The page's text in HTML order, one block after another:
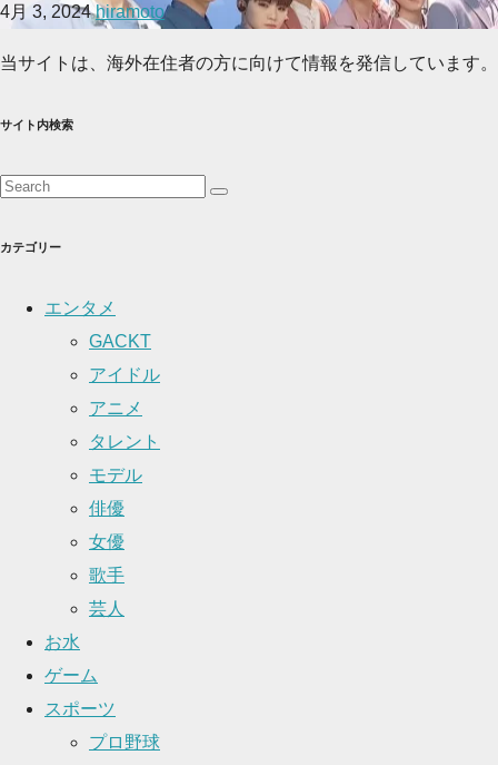
4月 3, 2024hiramoto
当サイトは、海外在住者の方に向けて情報を発信しています。
サイト内検索
カテゴリー
エンタメ
GACKT
アイドル
アニメ
タレント
モデル
俳優
女優
歌手
芸人
お水
ゲーム
スポーツ
プロ野球